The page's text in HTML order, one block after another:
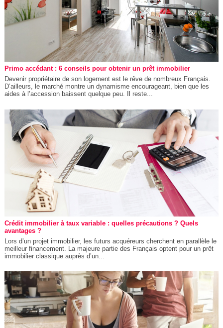
Primo accédant : 6 conseils pour obtenir un prêt immobilier
Devenir propriétaire de son logement est le rêve de nombreux Français.
D’ailleurs, le marché montre un dynamisme encourageant, bien que les
aides à l’accession baissent quelque peu. Il reste...
Crédit immobilier à taux variable : quelles précautions ? Quels
avantages ?
Lors d’un projet immobilier, les futurs acquéreurs cherchent en parallèle le
meilleur financement. La majeure partie des Français optent pour un prêt
immobilier classique auprès d’un...